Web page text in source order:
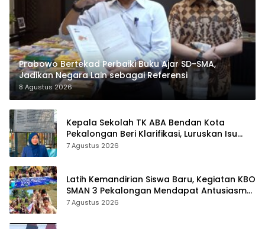
Prabowo Bertekad Perbaiki Buku Ajar SD-SMA,
Jadikan Negara Lain sebagai Referensi
8 Agustus 2026
Kepala Sekolah TK ABA Bendan Kota
Pekalongan Beri Klarifikasi, Luruskan Isu
Proyek Revitalisasi
7 Agustus 2026
Latih Kemandirian Siswa Baru, Kegiatan KBO
SMAN 3 Pekalongan Mendapat Antusiasme
dan Respon Positif Orang Tua Murid
7 Agustus 2026